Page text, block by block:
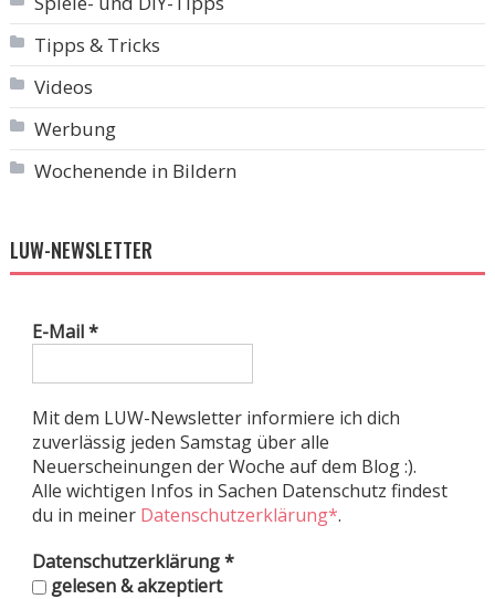
Tipps & Tricks
Videos
Werbung
Wochenende in Bildern
LUW-NEWSLETTER
E-Mail*
Mit dem LUW-Newsletter informiere ich dich
zuverlässig jeden Samstag über alle
Neuerscheinungen der Woche auf dem Blog :).
Alle wichtigen Infos in Sachen Datenschutz findest
du in meiner Datenschutzerklärung*.
Datenschutzerklärung*
gelesen & akzeptiert